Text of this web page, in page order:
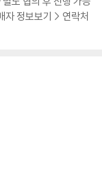
자 정보보기 > 연락처